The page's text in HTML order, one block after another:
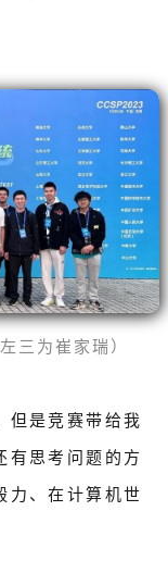
三为崔家瑞）
但是竞赛带给我
有思考问题的方
力、在计算机世